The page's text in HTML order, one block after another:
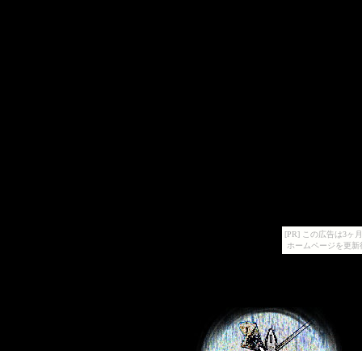
[PR] この広告は3ヶ
ホームページを更